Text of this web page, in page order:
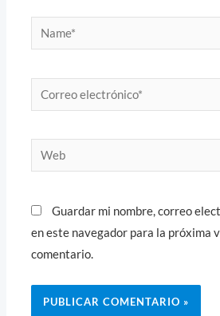
Name*
Correo
electrónico*
Web
Guardar mi nombre, correo
en este navegador para la próxima
comentario.